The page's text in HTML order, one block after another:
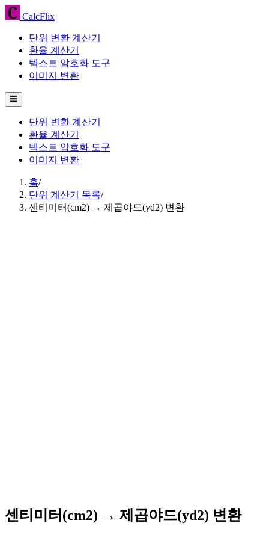
CalcFlix
단위 변환 계산기
환율 계산기
텍스트 암호화 도구
이미지 변환
☰
단위 변환 계산기
환율 계산기
텍스트 암호화 도구
이미지 변환
홈/
단위 계산기 목록/
센티미터(cm2) → 제곱야드(yd2) 변환
센티미터(cm2) → 제곱야드(yd2) 변환